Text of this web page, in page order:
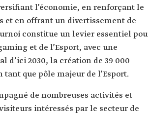
l’économie, en renforçant le
et en offrant un divertissement de
constitue un levier essentiel
et de l’Esport, avec une
d’ici 2030, la création de 39 000
que pôle majeur de l’Esport.
de nombreuses activités et
intéressés par le secteur de